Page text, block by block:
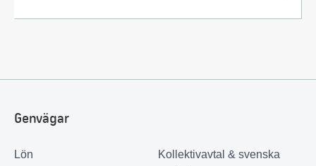
Genvägar
Lön
Kollektivavtal & svenska